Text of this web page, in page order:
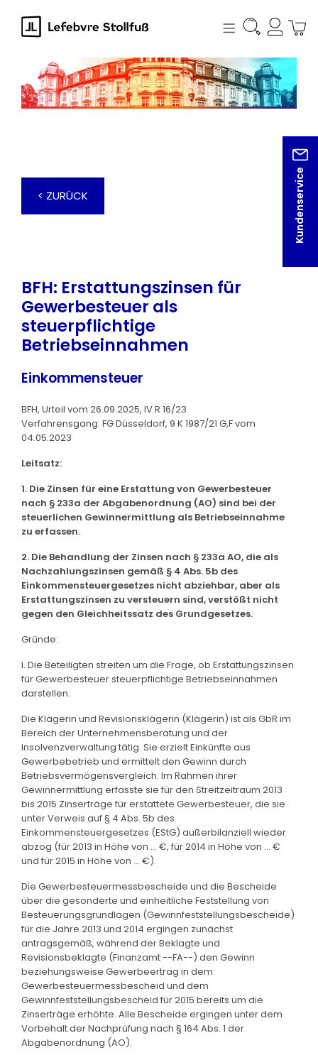
springen
Kundenservice
< ZURÜCK
BFH: Erstattungszinsen für
Gewerbesteuer als
steuerpflichtige
Betriebseinnahmen
Einkommensteuer
BFH, Urteil vom 26.09.2025, IV R 16/23
Verfahrensgang: FG Düsseldorf, 9 K 1987/21 G,F vom
04.05.2023
Leitsatz:
1. Die Zinsen für eine Erstattung von Gewerbesteuer
nach § 233a der Abgabenordnung (AO) sind bei der
steuerlichen Gewinnermittlung als Betriebseinnahme
zu erfassen.
2. Die Behandlung der Zinsen nach § 233a AO, die als
Nachzahlungszinsen gemäß § 4 Abs. 5b des
Einkommensteuergesetzes nicht abziehbar, aber als
Erstattungszinsen zu versteuern sind, verstößt nicht
gegen den Gleichheitssatz des Grundgesetzes.
Gründe:
I. Die Beteiligten streiten um die Frage, ob Erstattungszinsen
für Gewerbesteuer steuerpflichtige Betriebseinnahmen
darstellen.
Die Klägerin und Revisionsklägerin (Klägerin) ist als GbR im
Bereich der Unternehmensberatung und der
Insolvenzverwaltung tätig. Sie erzielt Einkünfte aus
Gewerbebetrieb und ermittelt den Gewinn durch
Betriebsvermögensvergleich. Im Rahmen ihrer
Gewinnermittlung erfasste sie für den Streitzeitraum 2013
bis 2015 Zinserträge für erstattete Gewerbesteuer, die sie
unter Verweis auf § 4 Abs. 5b des
Einkommensteuergesetzes (EStG) außerbilanziell wieder
abzog (für 2013 in Höhe von ... €, für 2014 in Höhe von ... €
und für 2015 in Höhe von ... €).
Die Gewerbesteuermessbescheide und die Bescheide
über die gesonderte und einheitliche Feststellung von
Besteuerungsgrundlagen (Gewinnfeststellungsbescheide)
für die Jahre 2013 und 2014 ergingen zunächst
antragsgemäß, während der Beklagte und
Revisionsbeklagte (Finanzamt --FA--) den Gewinn
beziehungsweise Gewerbeertrag in dem
Gewerbesteuermessbescheid und dem
Gewinnfeststellungsbescheid für 2015 bereits um die
Zinserträge erhöhte. Alle Bescheide ergingen unter dem
Vorbehalt der Nachprüfung nach § 164 Abs. 1 der
Abgabenordnung (AO).